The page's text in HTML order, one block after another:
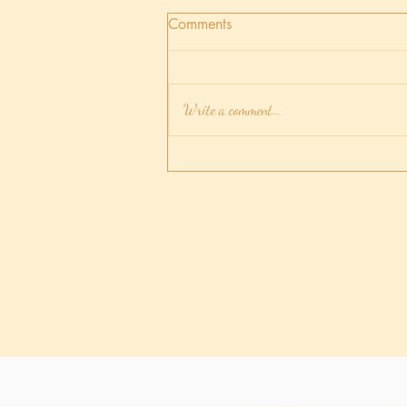
放手後如可忘記他/他？讓這
Comments
Write a comment...